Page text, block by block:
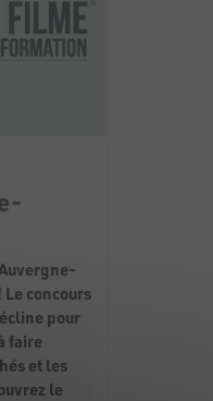
concours
pour
faire
et les
le